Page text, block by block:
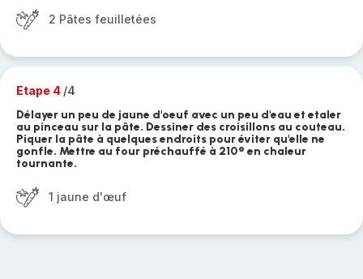
2 Pâtes feuilletées
Etape 4 /4
Délayer un peu de jaune d'oeuf avec un peu d'eau et etaler
au pinceau sur la pâte. Dessiner des croisillons au couteau.
Piquer la pâte à quelques endroits pour éviter qu'elle ne
gonfle. Mettre au four préchauffé à 210° en chaleur
tournante.
1 jaune d'œuf